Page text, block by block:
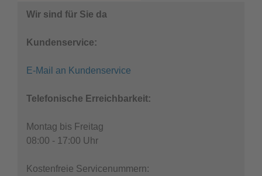
Wir sind für Sie da
Kundenservice:
E-Mail an Kundenservice
Telefonische Erreichbarkeit:
Montag bis Freitag
08:00 - 17:00 Uhr
Kostenfreie Servicenummern: